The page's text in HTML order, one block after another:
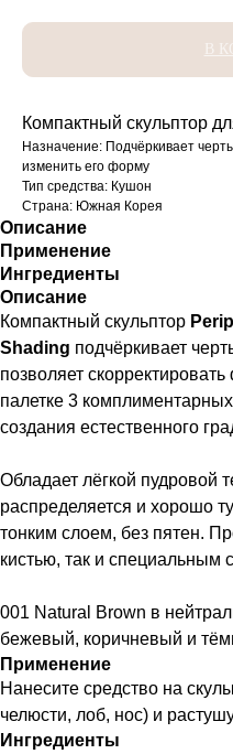
В
Компактный скульптор
Назначение: Подчёркивает
изменить его форму
Тип средства: Кушон
Страна: Южная Корея
Описание
Применение
Ингредиенты
Описание
Компактный скульптор
Shading подчёркивает
позволяет
палетке 3
создания естественного
Обладает лёгкой пудровой
распределяется и хорошо
тонким слоем, без пятен.
кистью, так и специальным
001 Natural Brown в
бежевый, коричневый и
Применение
Нанесите средство на
челюсти, лоб, нос) и
Ингредиенты